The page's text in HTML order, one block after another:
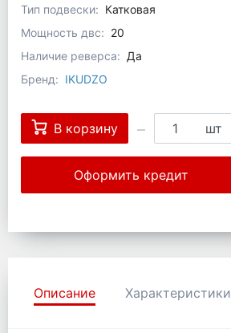
Тип подвески: Катковая
Мощность двс: 20
Наличие реверса: Да
Бренд: IKUDZO
В корзину шт
Оформить кредит
Описание Характеристики